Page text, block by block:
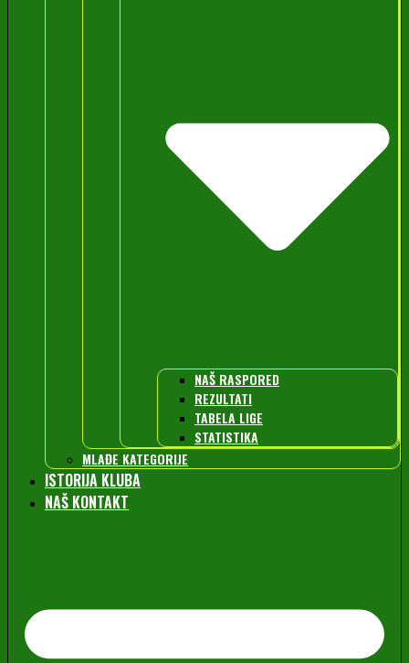
NAŠ RASPORED
REZULTATI
TABELA LIGE
STATISTIKA
MLAĐE KATEGORIJE
ISTORIJA KLUBA
NAŠ KONTAKT